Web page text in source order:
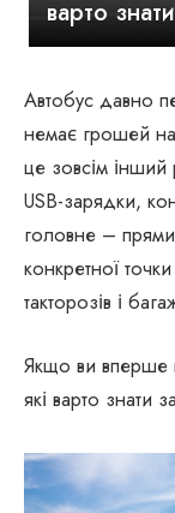
варто
Автобус давно
немає грошей
це зовсім інший
USB-зарядки,
головне –
конкретної
такторозів і
Якщо ви вперше
які варто знати